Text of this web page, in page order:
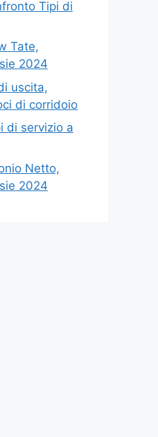
Tipi di
Tate,
2024
uscita,
di corridoio
di servizio a
Netto,
2024